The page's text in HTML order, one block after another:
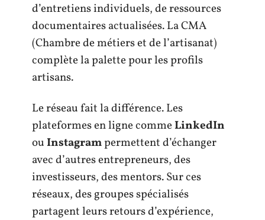
d’entretiens individuels, de ressources
documentaires actualisées. La CMA
(Chambre de métiers et de l’artisanat)
complète la palette pour les profils
artisans.
Le réseau fait la différence. Les
plateformes en ligne commeLinkedIn
ouInstagrampermettent d’échanger
avec d’autres entrepreneurs, des
investisseurs, des mentors. Sur ces
réseaux, des groupes spécialisés
partagent leurs retours d’expérience,